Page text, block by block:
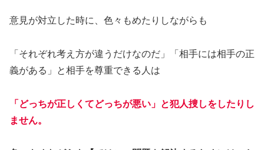
意見が対立した時に、色々もめたりしながらも
「それぞれ考え方が違うだけなのだ」「相手には相手の正
義がある」と相手を尊重できる人は
「どっちが正しくてどっちが悪い」と犯人捜しをしたりし
ません。